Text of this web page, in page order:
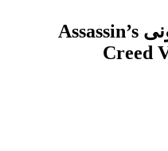
خرید اکانت قانونی Assassin’s
Creed